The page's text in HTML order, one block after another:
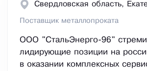
Свердловская область,
Поставщик металлопроката
ООО "СтальЭнерго-96"
лидирующие позиции на
в оказании комплексных